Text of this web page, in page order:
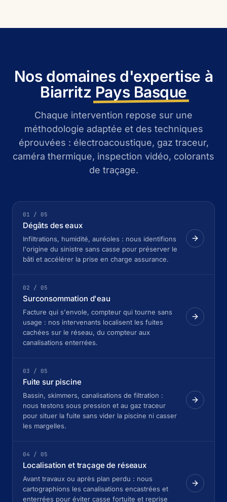
Nos domaines d'expertise à
Biarritz Pays Basque
Chaque intervention repose sur une
méthodologie adaptée et des techniques
éprouvées : électroacoustique, gaz traceur,
caméra thermique, inspection vidéo, colorants
de traçage.
01 / 05
Dégâts des eaux
Infiltrations, humidité, auréoles : nous identifions
l'origine du sinistre sans casse pour préserver le
bâti et accélérer la prise en charge assurance.
02 / 05
Surconsommation d'eau
Facture qui s'envole, compteur qui tourne sans
usage : nos intervenants localisent les fuites
cachées sur le réseau, du compteur aux
canalisations enterrées.
03 / 05
Fuite sur piscine
Bassin, skimmers, canalisations de filtration :
nous testons sous pression et au gaz traceur
pour situer la fuite sans vider la piscine ni casser
les margelles.
04 / 05
Localisation et traçage de réseaux
Avant travaux ou après plan perdu : nous
cartographions les canalisations encastrées et
enterrées pour éviter casse fortuite et reprise